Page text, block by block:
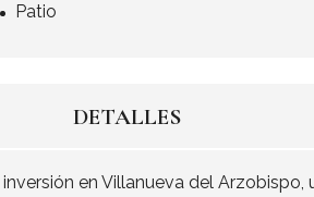
Patio
DETALLES
en Villanueva del Arzobispo,